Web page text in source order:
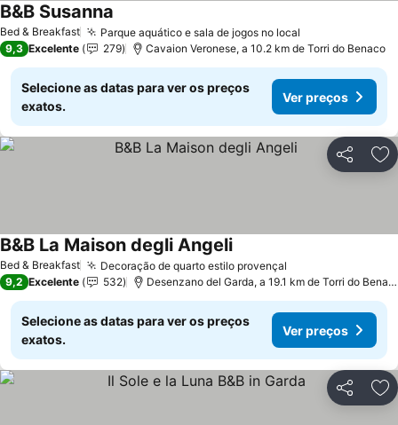
Bed & Breakfast Parque aquático e sala de jogos no local
B&B Susanna
9,3 Excelente 279 Cavaion Veronese, a 10.2 km de Torri do Benaco
Selecione as datas para ver os preços
exatos.
Ver preços
Partilhar
Bed & Breakfast Decoração de quarto estilo provençal
B&B La Maison degli AngeliVer preços
9,2 Excelente 532 Desenzano del Garda, a 19.1 km de Torri do
Selecione as datas para ver os preços
exatos.
Ver preços
Partilhar